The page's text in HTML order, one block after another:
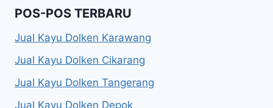
POS-POS TERBARU
Jual Kayu Dolken Karawang
Jual Kayu Dolken Cikarang
Jual Kayu Dolken Tangerang
Jual Kayu Dolken Depok